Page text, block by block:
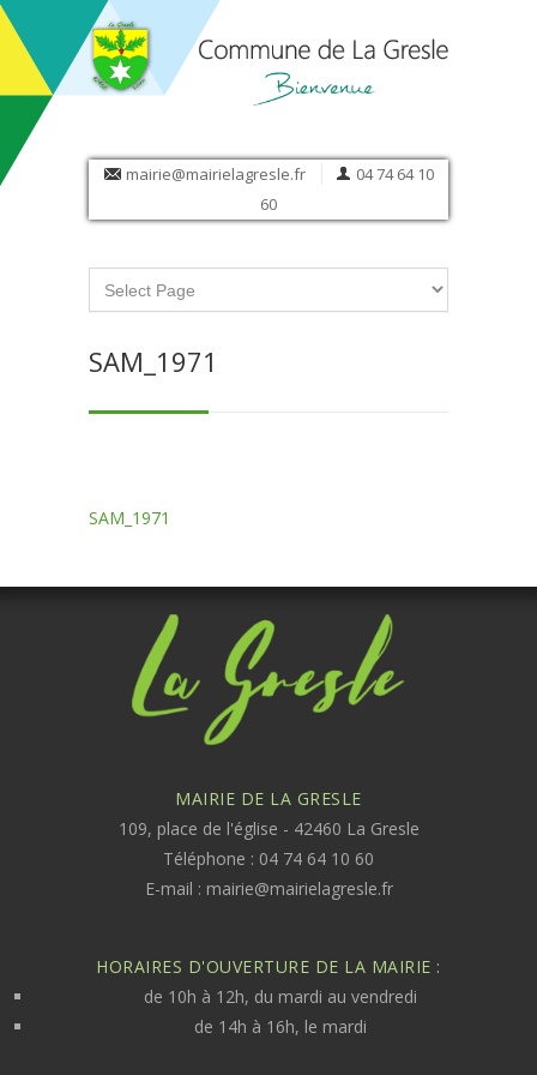
mairie@mairielagresle.fr
04 74 64 10
60
SAM_1971
SAM_1971
MAIRIE DE LA GRESLE
109, place de l'église - 42460 La Gresle
Téléphone : 04 74 64 10 60
E-mail : mairie@mairielagresle.fr
HORAIRES D'OUVERTURE DE LA MAIRIE :
de 10h à 12h, du mardi au vendredi
de 14h à 16h, le mardi